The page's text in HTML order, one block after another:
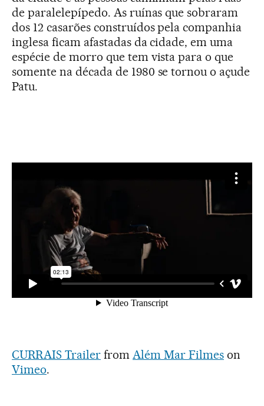
de paralelepípedo. As ruínas que sobraram
dos 12 casarões construídos pela companhia
inglesa ficam afastadas da cidade, em uma
espécie de morro que tem vista para o que
somente na década de 1980 se tornou o açude
Patu.
CURRAIS Trailer from Além Mar Filmes on
Vimeo.